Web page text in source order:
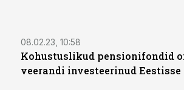
08.02.23, 10:58
Kohustuslikud pensionifondid
veerandi investeerinud Eestisse